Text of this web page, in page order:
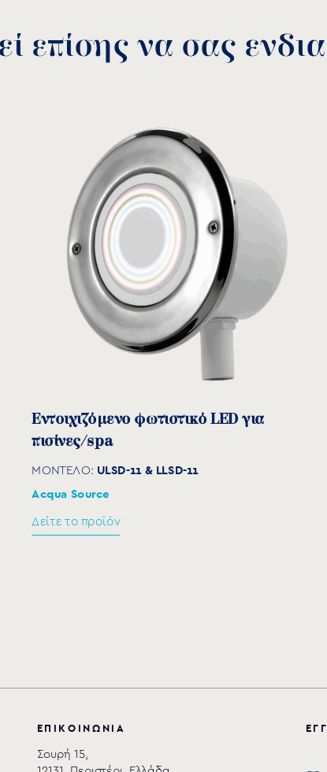
Μετασχηματιστής ρητίνης
ΜΟΝΤΕΛΟ:SLT
Acqua Source
Δείτε το προϊόν
επίσης να σας
Εντοιχιζόμενο φωτιστικό LED για
πισίνες/spa
ΜΟΝΤΕΛΟ: ULSD-11 & LLSD-11
Acqua Source
Δείτε το προϊόν
ΕΠ Ι ΚΟ Ι ΝΩ ΝΙ Α
Σουρή 15,
ΕΓ Γ